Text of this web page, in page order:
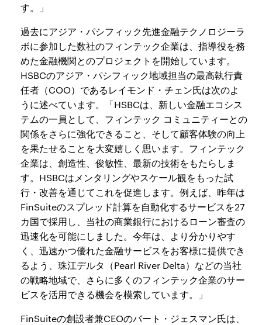
す。」
過去にアジア・パシフィック先進金融テクノロジーラ
ボに参加した数社のフィンテック企業は、指導役を務
めた金融機関とのプロジェクトを開始しています。
HSBCのアジア・パシフィック地域担当の最高執行責
任者（COO）であるレイモンド・チェン氏は次のよ
うに述べています。「HSBCは、新しい金融エコシス
テムの一員として、フィンテック コミュニティーとの
関係をさらに強化できること、そして顧客体験の向上
を果たせることを大変嬉しく思います。フィンテック
企業は、創造性、俊敏性、最新の技術をもたらしま
す。HSBCはメンタリングやスケール観をもった試
行・改善を通じてこれを促進します。例えば、昨年は
FinSuiteのスプレッド計算を自動化するサービスを27
カ国で採用し、当社の商業銀行におけるローン審査の
迅速化を可能にしました。今年は、より分かりやす
く、迅速かつ優れた金融サービスをお客様に提供でき
るよう、珠江デルタ（Pearl River Delta）などの当社
の戦略地域で、さらに多くのフィンテック企業のサー
ビスを活用できる機会を模索しています。」
FinSuiteの創設者兼CEOのバート・ジェスマン氏は、